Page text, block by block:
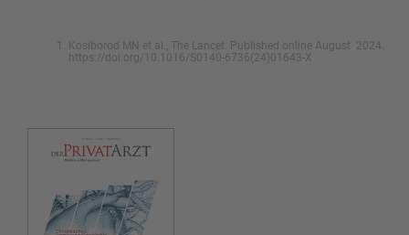
Kosiborod MN et al., The Lancet. Published online August 2024.
https://doi.org/10.1016/S0140-6736(24)01643-X